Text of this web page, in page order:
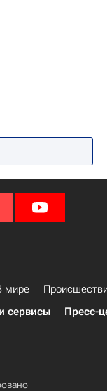
мире
сервисы Пресс-